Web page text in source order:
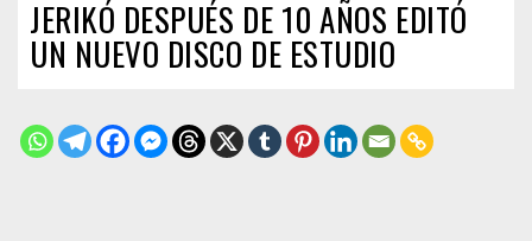
JERIKÓ DESPUÉS DE 10 AÑOS EDITÓ
UN NUEVO DISCO DE ESTUDIO